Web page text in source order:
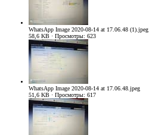
WhatsApp Image 2020-08-14 at 17.06.48 (1).jpeg
58,6 KB · Просмотры: 623
WhatsApp Image 2020-08-14 at 17.06.48.jpeg
51,6 KB · Просмотры: 617